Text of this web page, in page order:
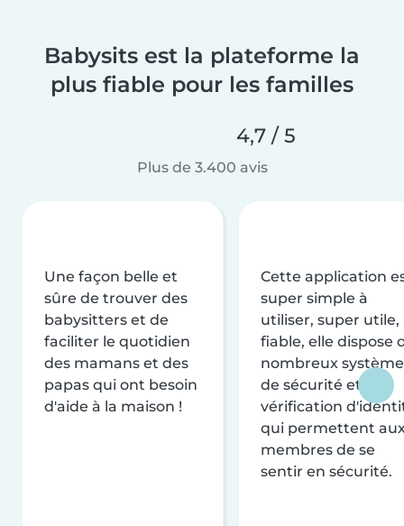
Babysits est la plateforme la
plus fiable pour les familles
4,7 / 5
Plus de 3.400 avis
Une façon belle et
sûre de trouver des
babysitters et de
faciliter le quotidien
des mamans et des
papas qui ont besoin
d'aide à la maison !
Cette application
super simple à
utiliser, super utile,
fiable, elle dispose
nombreux
de sécurité et de
vérification
qui permettent
membres de se
sentir en sécurité.